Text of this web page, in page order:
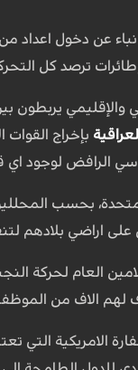
عن دخول اعداد
ترصد كل
والإقليمي يربطون
بإخراج
الرافض لوجود اي
بحسب
على اراضي
لهم الاف من
الامريكية التي